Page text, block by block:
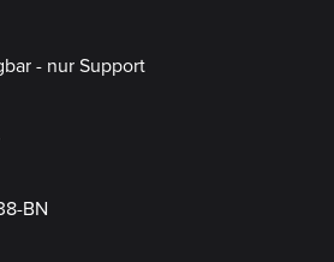
- nur Support
BN